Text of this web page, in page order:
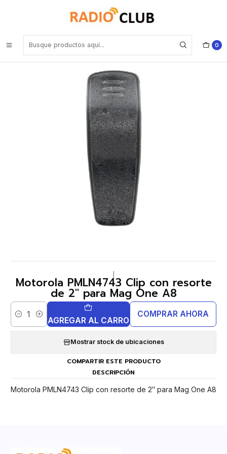
0
Motorola PMLN4743 Clip con resorte de 2″ para Mag One A8
Motorola PMLN4743 Clip con resorte
de 2″ para Mag One A8
Cantidad AGREGAR AL CARRO
COMPRAR AHORA
Mostrar stock de ubicaciones
COMPARTIR ESTE PRODUCTO
DESCRIPCIÓN
Motorola PMLN4743 Clip con resorte de 2″ para Mag One A8